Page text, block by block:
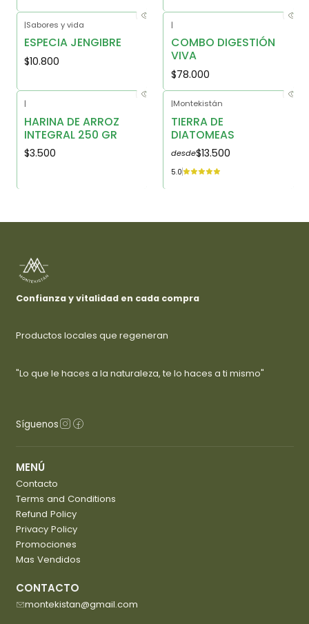
|Sabores y vida
ESPECIA JENGIBRE
$10.800
|
COMBO DIGESTIÓN
VIVA
$78.000
|
HARINA DE ARROZ
INTEGRAL 250 GR
$3.500
|Montekistán
TIERRA DE
DIATOMEAS
desde$13.500
5.0
Confianza y vitalidad en cada compra
Productos locales que regeneran
"Lo que le haces a la naturaleza, te lo haces a ti mismo"
Síguenos
MENÚ
Contacto
Terms and Conditions
Refund Policy
Privacy Policy
Promociones
Mas Vendidos
CONTACTO
montekistan@gmail.com